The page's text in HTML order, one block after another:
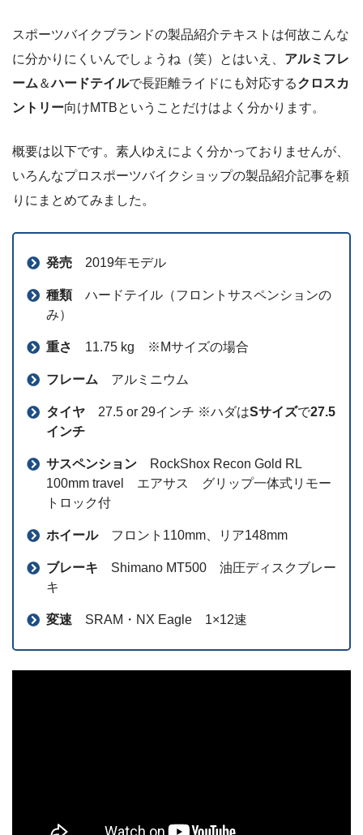
スポーツバイクブランドの製品紹介テキストは何故こんな
に分かりにくいんでしょうね（笑）とはいえ、 アルミフレ
ーム ＆ハードテイルで長距離ライドにも対応するクロスカ
ントリー向けMTBということだけはよく分かります。
概要は以下です。素人ゆえによく分かっておりませんが、
いろんなプロスポーツバイクショップの製品紹介記事を頼
りにまとめてみました。
発売 2019年モデル
種類ハードテイル（フロントサスペンションの
み）
重さ 11.75 kg ※Mサイズの場合
フレーム アルミニウム
タイヤ 27.5 or 29インチ ※ハダはSサイズで27.5
インチ
サスペンション RockShox Recon Gold RL
100mm travel エアサス グリップ一体式リモー
トロック付
ホイールフロント110mm、リア148mm
ブレーキ Shimano MT500 油圧ディスクブレー
キ
変速 SRAM・NX Eagle 1×12速